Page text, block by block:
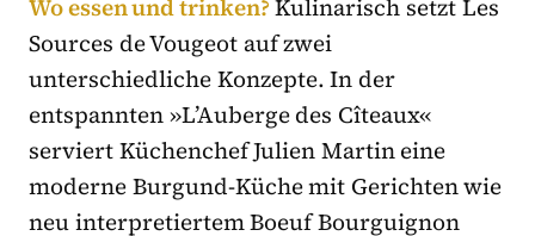
Wo essen und trinken?Kulinarisch setzt Les
Sources de Vougeot auf zwei
unterschiedliche Konzepte. In der
entspannten »L’Auberge des Cîteaux«
serviert Küchenchef Julien Martin eine
moderne Burgund-Küche mit Gerichten wie
neu interpretiertem Boeuf Bourguignon